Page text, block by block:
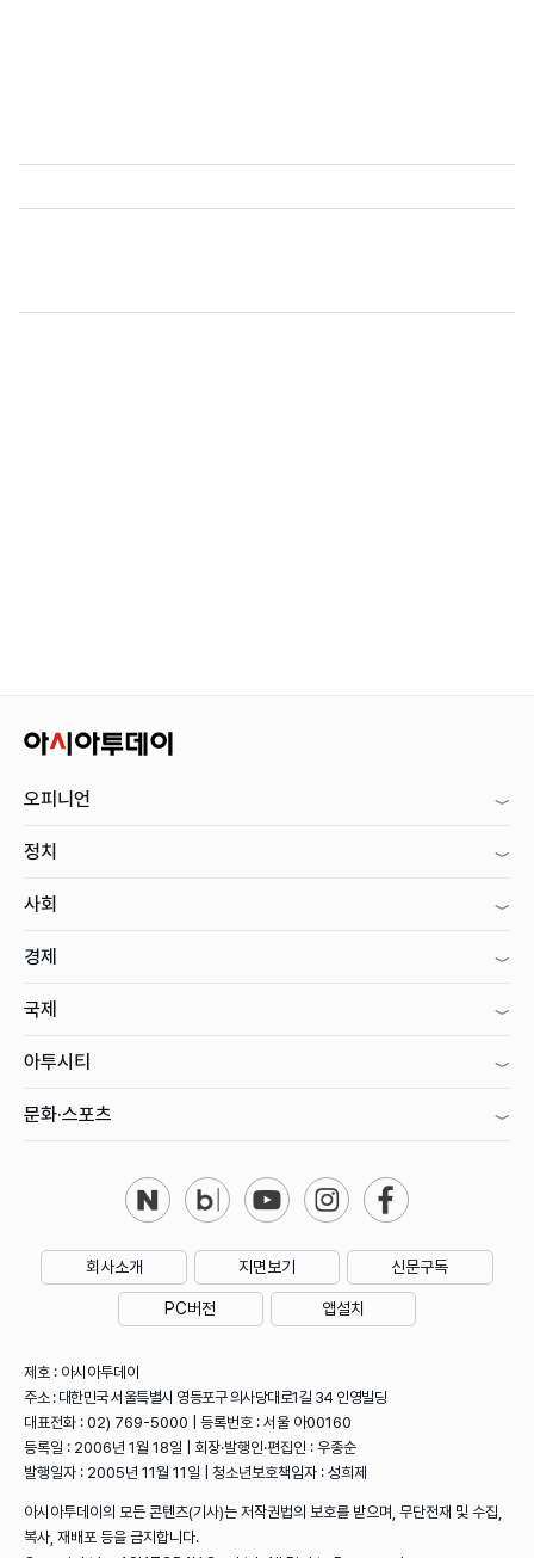
오피니언
정치
사회
경제
국제
아투시티
문화·스포츠
회사소개 지면보기 신문구독
PC버전 앱설치
제호 : 아시아투데이
주소 : 대한민국 서울특별시 영등포구 의사당대로1길 34 인영빌딩
대표전화 : 02) 769-5000 | 등록번호 : 서울 아00160
등록일 : 2006년 1월 18일 | 회장·발행인·편집인 : 우종순
발행일자 : 2005년 11월 11일 | 청소년보호책임자 : 성희제
아시아투데이의 모든 콘텐츠(기사)는 저작권법의 보호를 받으며, 무단전재 및 수집,
복사, 재배포 등을 금지합니다.